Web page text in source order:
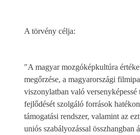
A törvény célja:
"A magyar mozgóképkultúra
megőrzése, a magyarországi
viszonylatban való
fejlődését szolgáló források
támogatási rendszer, valamint az
uniós szabályozással összhangban